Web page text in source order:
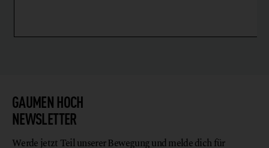
WEIN
3470 Kirchberg am Wagram